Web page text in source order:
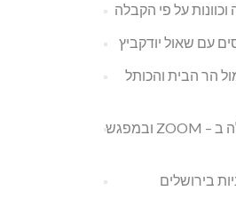
על פי הקבלה
עם שאול יודקביץ
הר הבית והכותל
קורסים בקבלה ב – ZOOM ובמפגש
בירושלים